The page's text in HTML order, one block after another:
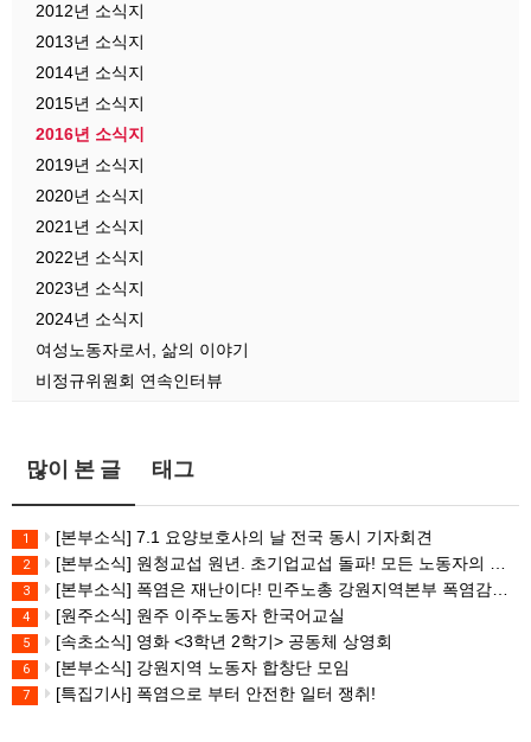
2012년 소식지
2013년 소식지
2014년 소식지
2015년 소식지
2016년 소식지
2019년 소식지
2020년 소식지
2021년 소식지
2022년 소식지
2023년 소식지
2024년 소식지
여성노동자로서, 삶의 이야기
비정규위원회 연속인터뷰
많이 본 글 태그
1 [본부소식] 7.1 요양보호사의 날 전국 동시 기자회견
2 [본부소식] 원청교섭 원년. 초기업교섭 돌파! 모든 노동자의 노동기본권 쟁취! 민주노총 7.15 총파업대회
3 [본부소식] 폭염은 재난이다! 민주노총 강원지역본부 폭염감시단 선포 기자회견
4 [원주소식] 원주 이주노동자 한국어교실
5 [속초소식] 영화 <3학년 2학기> 공동체 상영회
6 [본부소식] 강원지역 노동자 합창단 모임
7 [특집기사] 폭염으로 부터 안전한 일터 쟁취!